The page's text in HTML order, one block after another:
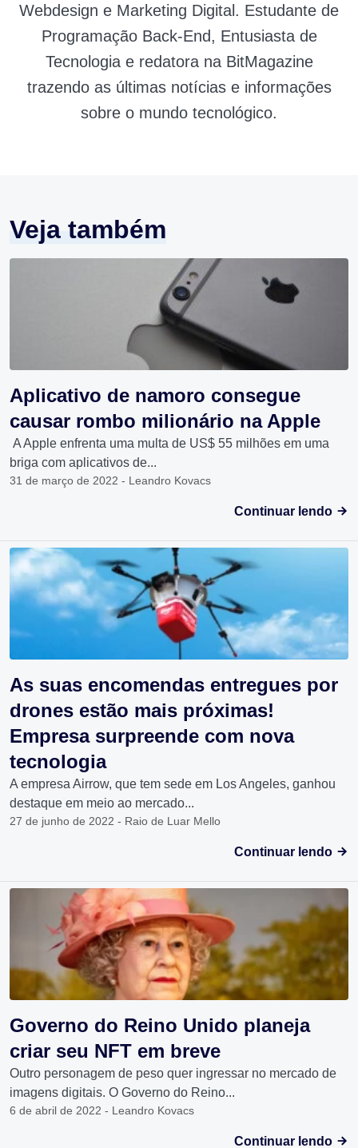
Webdesign e Marketing Digital. Estudante de
Programação Back-End, Entusiasta de
Tecnologia e redatora na BitMagazine
trazendo as últimas notícias e informações
sobre o mundo tecnológico.
Veja também
Aplicativo de namoro consegue
causar rombo milionário na Apple
A Apple enfrenta uma multa de US$ 55 milhões em uma
briga com aplicativos de...
31 de março de 2022 - Leandro Kovacs
Continuar lendo
As suas encomendas entregues por
drones estão mais próximas!
Empresa surpreende com nova
tecnologia
A empresa Airrow, que tem sede em Los Angeles, ganhou
destaque em meio ao mercado...
27 de junho de 2022 - Raio de Luar Mello
Continuar lendo
Governo do Reino Unido planeja
criar seu NFT em breve
Outro personagem de peso quer ingressar no mercado de
imagens digitais. O Governo do Reino...
6 de abril de 2022 - Leandro Kovacs
Continuar lendo